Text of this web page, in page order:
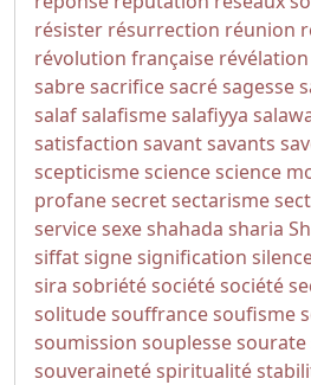
résister résurrection réunion
révolution française révélation
sabresacrificesacrésagesse
salafsalafismesalafiyya
satisfaction savantsavants
scepticismesciencescience
profanesecretsectarisme
servicesexeshahada sharia
siffatsignesignification
sira sobriétésociétésociété
solitudesouffrancesoufisme
soumission souplessesourate
souverainetéspiritualité